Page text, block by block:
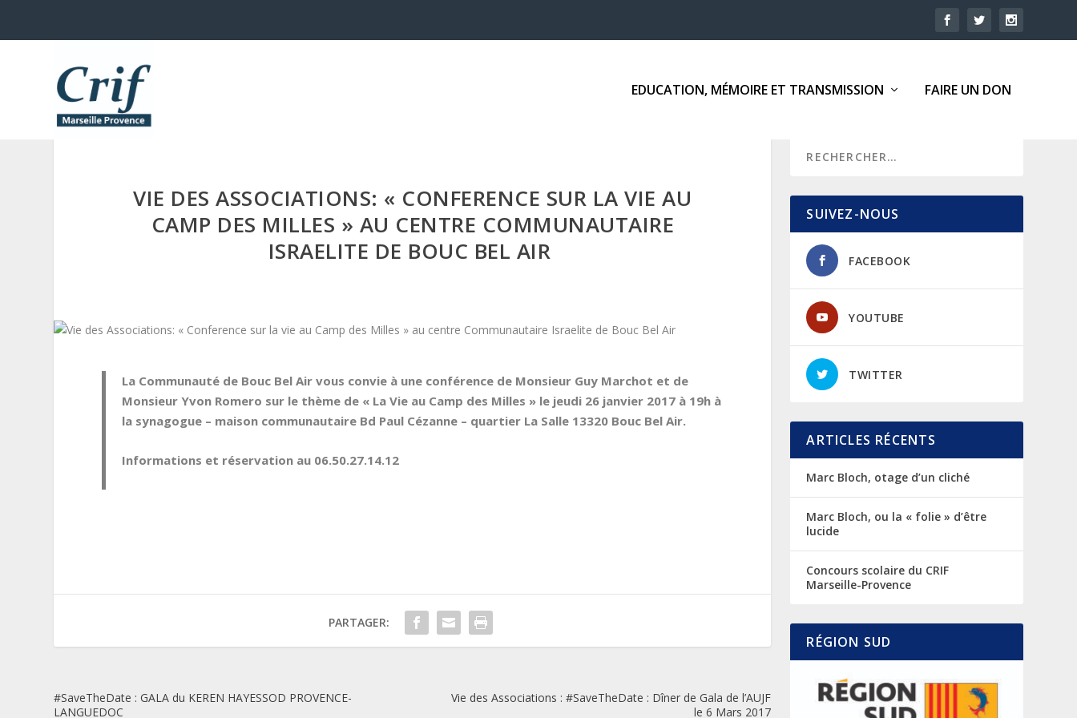
EDUCATION, MÉMOIRE ET TRANSMISSION FAIRE UN DON
VIE DES ASSOCIATIONS: « CONFERENCE SUR LA VIE AU
CAMP DES MILLES » AU CENTRE COMMUNAUTAIRE
ISRAELITE DE BOUC BEL AIR
La Communauté de Bouc Bel Air vous convie à une conférence de Monsieur Guy Marchot et de
MonsieurYvon Romero sur le thème de « La Vie au Camp des Milles » le jeudi 26 janvier 2017 à 19h à
la synagogue – maison communautaire Bd Paul Cézanne – quartier La Salle 13320 Bouc Bel Air.
Informations et réservation au 06.50.27.14.12
PARTAGER:
#SaveTheDate : GALA du KEREN HAYESSOD PROVENCE-
LANGUEDOC
Vie des Associations : #SaveTheDate : Dîner de Gala de l’AUJF
le 6 Mars 2017
SUIVEZ-NOUS
FACEBOOK
YOUTUBE
TWITTER
ARTICLES RÉCENTS
Marc Bloch, otage d’un cliché
Marc Bloch, ou la « folie » d’être
lucide
Concours scolaire du CRIF
Marseille-Provence
RÉGION SUD